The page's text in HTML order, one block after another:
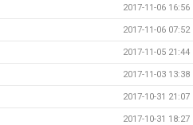
2017-11-06 16:56
2017-11-06 07:52
2017-11-05 21:44
2017-11-03 13:38
2017-10-31 21:07
2017-10-31 18:27